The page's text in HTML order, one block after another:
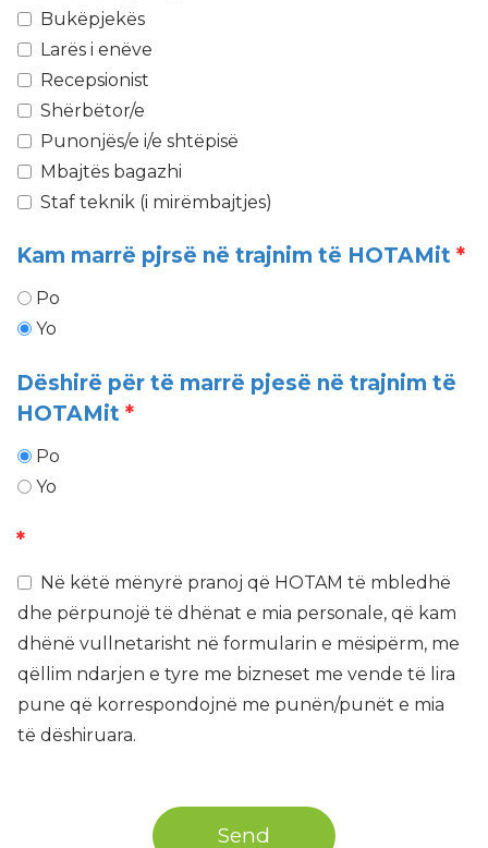
Bukëpjekës
Larës i enëve
Recepsionist
Shërbëtor/e
Punonjës/e i/e shtëpisë
Mbajtës bagazhi
Staf teknik (i mirëmbajtjes)
Kam marrë pjrsë në trajnim të HOTAMit *
Po
Yo
Dëshirë për të marrë pjesë në trajnim të
HOTAMit *
Po
Yo
*
Në këtë mënyrë pranoj që HOTAM të mbledhë
dhe përpunojë të dhënat e mia personale, që kam
dhënë vullnetarisht në formularin e mësipërm, me
qëllim ndarjen e tyre me bizneset me vende të lira
pune që korrespondojnë me punën/punët e mia
të dëshiruara.